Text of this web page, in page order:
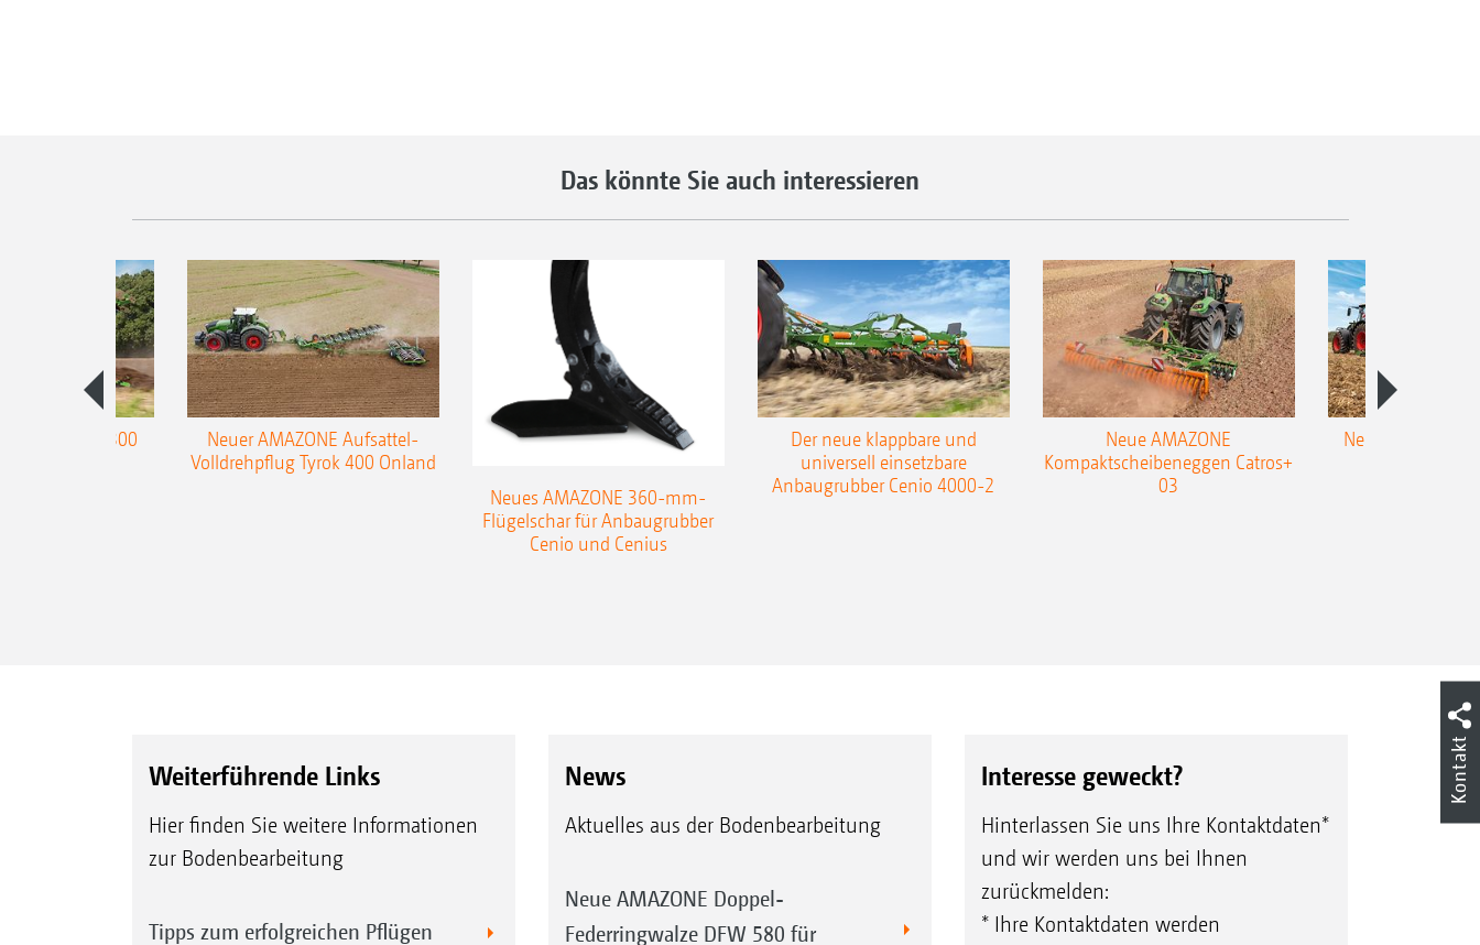
Das könnte Sie auch interessieren
Teres 300
Neuer AMAZONE Aufsattel-
Volldrehpflug Tyrok 400 Onland
Neues AMAZONE 360-mm-
Flügelschar für Anbaugrubber
Cenio und Cenius
Der neue klappbare und
universell einsetzbare
Anbaugrubber Cenio 4000-2
Neue AMAZONE
Kompaktscheibeneggen Catros+
03
Neuer
Weiterführende Links
Hier finden Sie weitere Informationen
zur Bodenbearbeitung
Tipps zum erfolgreichen Pflügen
News
Aktuelles aus der Bodenbearbeitung
Neue AMAZONE Doppel-
Federringwalze DFW 580 für
Interesse geweckt?
Hinterlassen Sie uns Ihre Kontaktdaten*
und wir werden uns bei Ihnen
zurückmelden:
* Ihre Kontaktdaten werden
Kontakt